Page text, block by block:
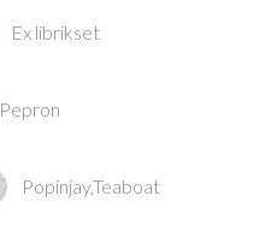
Ex librikset
Pepron
Popinjay,Teaboat